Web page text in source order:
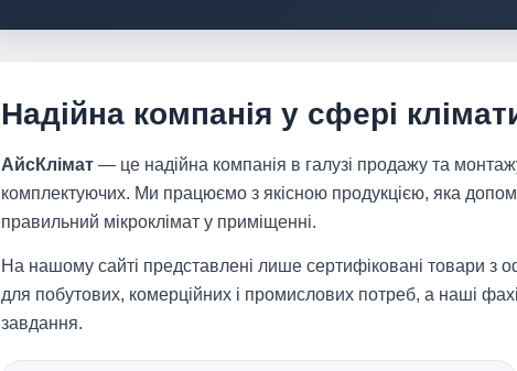
Надійна компанія у сфері
АйсКлімат — це надійна компанія в галузі продажу та
комплектуючих. Ми працюємо з якісною продукцією, яка
правильний мікроклімат у приміщенні.
На нашому сайті представлені лише сертифіковані товари з
для побутових, комерційних і промислових потреб, а наші
завдання.